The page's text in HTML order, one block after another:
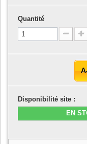
Quantité
Disponibilité site :
EN